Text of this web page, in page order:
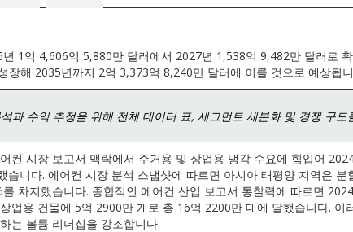
1억 4,606억 5,880만 달러에서 2027년 1,538억 9,482만 달러로
장해 2035년까지 2억 3,373억 8,240만 달러에 이를 것으로 예상됩
과 수익 추정을 위해 전체 데이터 표, 세그먼트 세분화 및 경쟁 구도
컨 시장 보고서 맥락에서 주거용 및 상업용 냉각 수요에 힘입어
습니다. 에어컨 시장 분석 스냅샷에 따르면 아시아 태평양 지역은
차지했습니다. 종합적인 에어컨 산업 보고서 통찰력에 따르면
업용 건물에 5억 2900만 개로 총 16억 2200만 대에 달했습니다. 이
는 볼륨 리더십을 강조합니다.